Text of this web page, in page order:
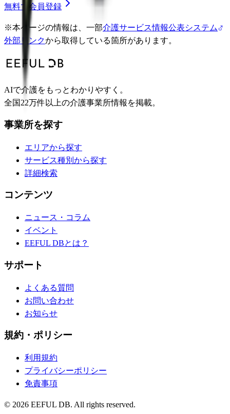
無料で会員登録
※本ページの情報は、一部介護サービス情報公表システム
外部リンクから取得している箇所があります。
AIで介護をもっとわかりやすく。
全国22万件以上の介護事業所情報を掲載。
事業所を探す
エリアから探す
サービス種別から探す
詳細検索
コンテンツ
ニュース・コラム
イベント
EEFUL DBとは？
サポート
よくある質問
お問い合わせ
お知らせ
規約・ポリシー
利用規約
プライバシーポリシー
免責事項
© 2026 EEFUL DB. All rights reserved.